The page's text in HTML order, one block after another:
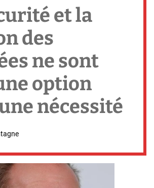
et la
des
ne sont
option
nécessité